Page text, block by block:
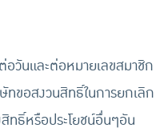
วันและต่อหมายเลขสมาชิก
ขอสงวนสิทธิ์ในการยกเลิก
ทธิ์หรือประโยชน์อื่นๆอัน